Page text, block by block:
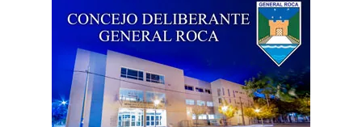
En este sentido, enmarcó la decisión en la certeza de que
el granizo «es algo que llegó para quedarse» y que, por
eso, la respuesta del Estado «tiene que ser de carácter
permanente». También destacó que las herramientas
llegan en un contexto que vuelve oportuna la decisión de
invertir: «Estas herramientas llegan en el momento que